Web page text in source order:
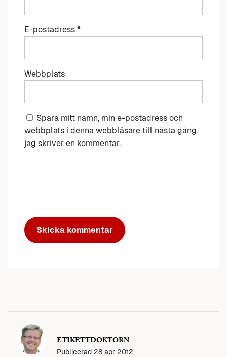
E-postadress *
Webbplats
Spara mitt namn, min e-postadress och
webbplats i denna webbläsare till nästa gång
jag skriver en kommentar.
ETIKETTDOKTORN
Publicerad 28 apr 2012